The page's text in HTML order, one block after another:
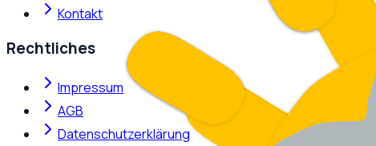
Kontakt
Rechtliches
Impressum
AGB
Datenschutzerklärung